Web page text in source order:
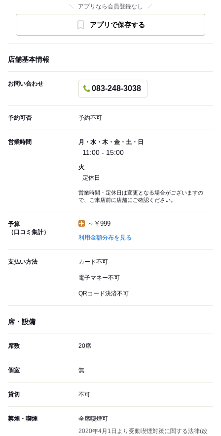
アプリなら会員登録なし
アプリで保存する
店舗基本情報
お問い合わせ
083-248-3038
予約可否 予約不可
営業時間 月・水・木・金・土・日
11:00 - 15:00
火
定休日
営業時間・定休日は変更となる場合がございますの
で、ご来店前に店舗にご確認ください。
予算
（口コミ集計）
～￥999
利用金額分布を見る
支払い方法 カード不可
電子マネー不可
QRコード決済不可
席・設備
席数 20席
個室 無
貸切 不可
禁煙・喫煙
全席喫煙可
2020年4月1日より受動喫煙対策に関する法律(改